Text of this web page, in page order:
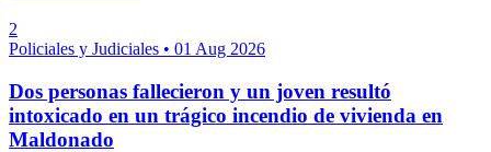
2
Policiales y Judiciales • 01 Aug 2026
Dos personas fallecieron y un joven resultó
intoxicado en un trágico incendio de vivienda en
Maldonado